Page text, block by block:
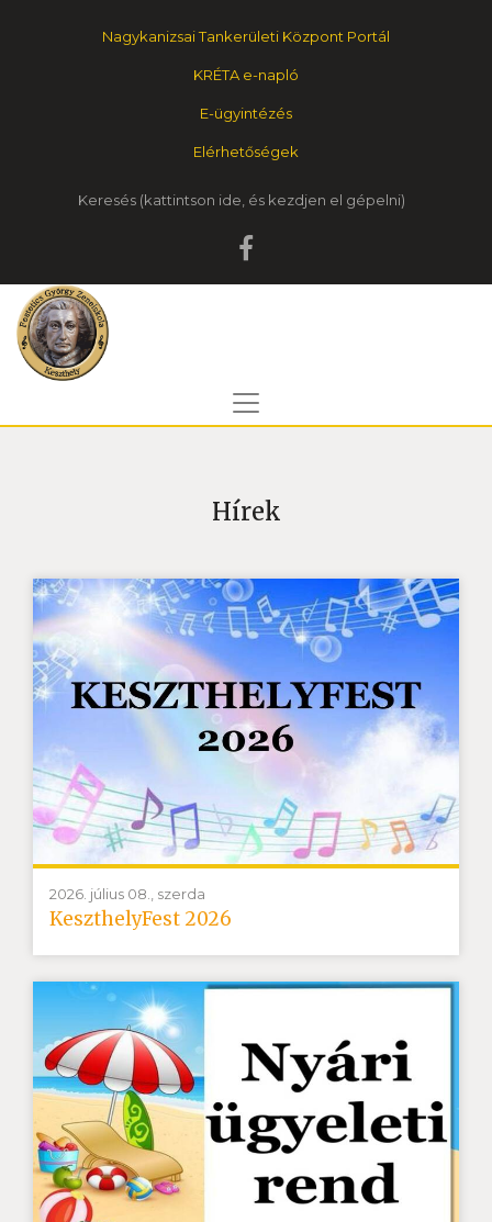
Nagykanizsai Tankerületi Központ Portál
KRÉTA e-napló
E-ügyintézés
Elérhetőségek
Keresés
Hírek
2026. július 08., szerda
KeszthelyFest 2026